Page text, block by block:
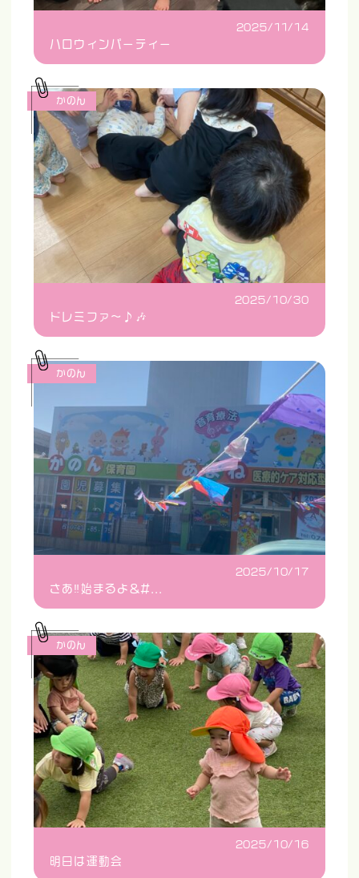
2025/11/14
ハロウィンパーティー
2025/10/30
ドレミファ〜♪🎶
かのん
2025/10/17
さあ‼️始まるよ&#...
かのん
2025/10/16
明日は運動会
かのん